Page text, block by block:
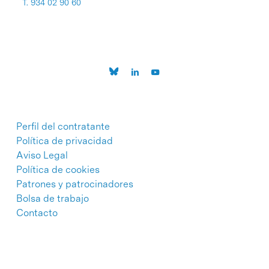
T. 934 02 90 60
Perfil del contratante
Política de privacidad
Aviso Legal
Política de cookies
Patrones y patrocinadores
Bolsa de trabajo
Contacto